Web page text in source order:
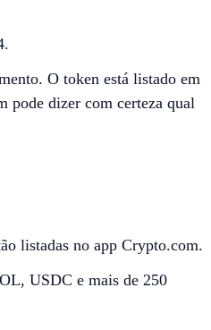
O token está listado em
pode dizer com certeza qual
listadas no app Crypto.com.
USDC e mais de 250